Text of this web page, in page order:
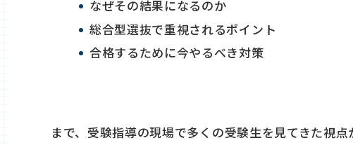
なぜその結果になるのか
総合型選抜で重視されるポイント
合格するために今やるべき対策
まで、受験指導の現場で多くの受験生を見てきた視点